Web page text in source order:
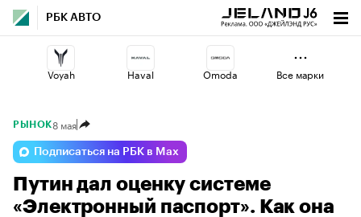
РБК АВТО
Voyah Haval Omoda
Jaecoo
Changan Lada Esteo
Все марки
РЫНОК8 мая
Подписаться на РБК в Max
Путин дал оценку системе
«Электронный паспорт». Как она